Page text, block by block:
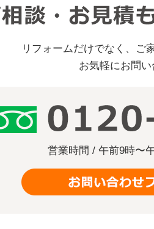
リフォームだけでなく、ご
お気軽にお問い
営業時間 / 午前9時〜